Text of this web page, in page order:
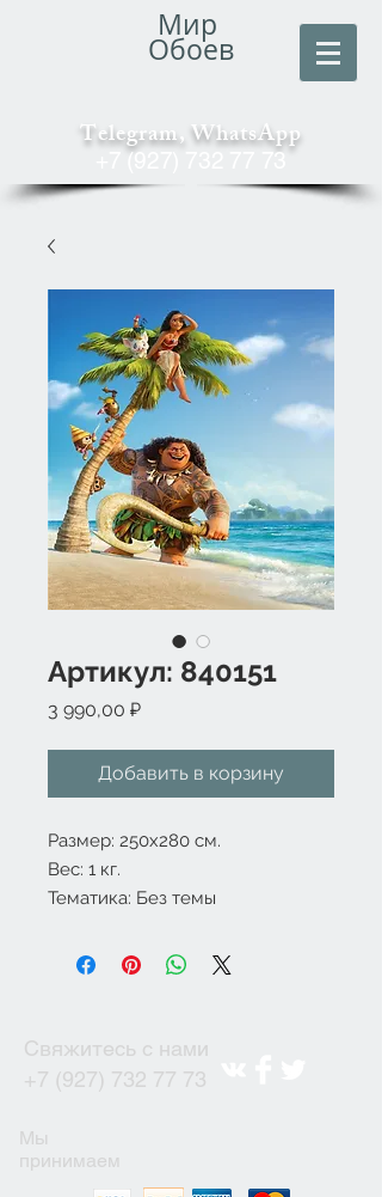
Мир
Обоев
Telegram, WhatsApp
+7 (927) 732 77 73
Артикул: 840151
3 990,00 ₽Цена
Добавить в корзину
Размер: 250x280 см.
Вес: 1 кг.
Тематика: Без темы
Свяжитесь с нами
+7 (927) 732 77 73
Мы
принимаем